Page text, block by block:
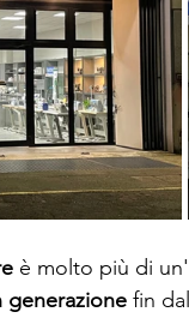
è molto più di
generazione fin dal